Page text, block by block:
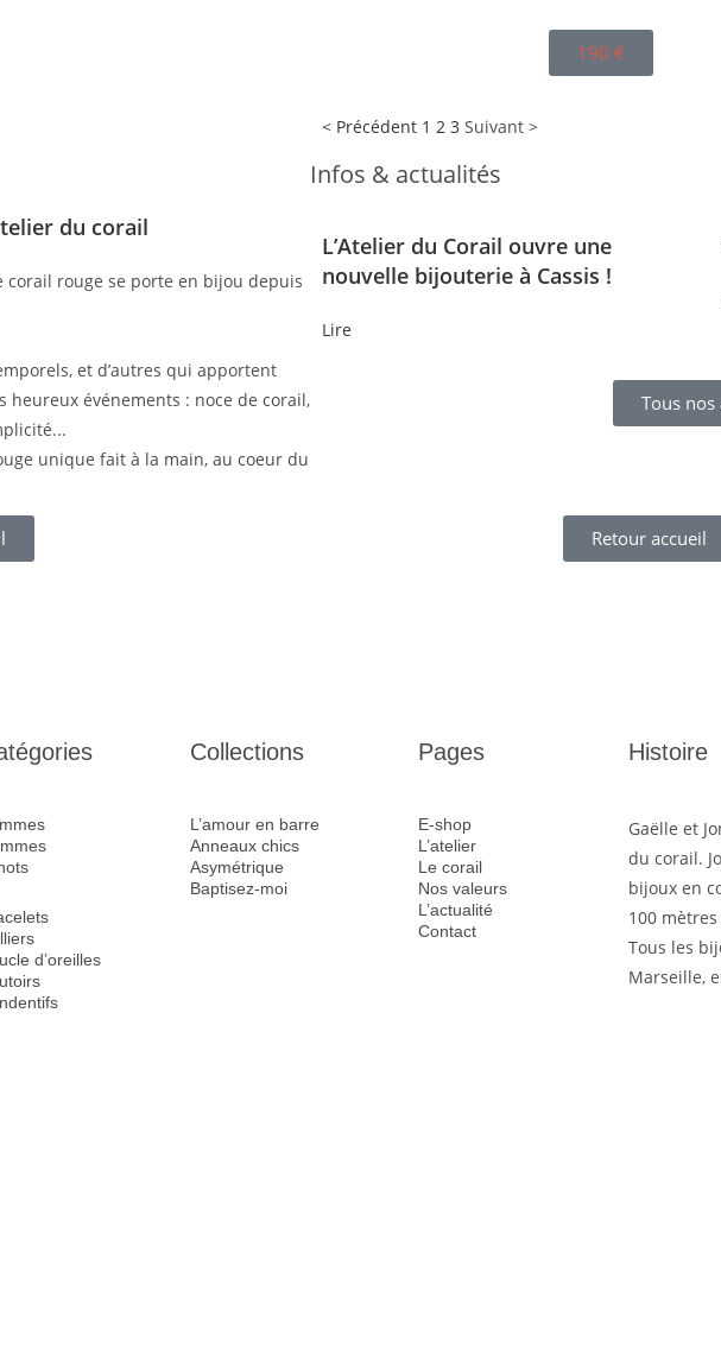
190 €
< Précédent 1 2 3 Suivant >
du corail
corail rouge se porte en bijou depuis
et d’autres qui apportent
événements : noce de corail,
unique fait à la main, au coeur du
Infos & actualités
L’Atelier du Corail ouvre une
nouvelle bijouterie à Cassis !
Lire
Tous nos
Retour accueil
d’oreilles
Collections
L’amour en barre
Anneaux chics
Asymétrique
Baptisez-moi
Pages
E-shop
L’atelier
Le corail
Nos valeurs
L’actualité
Contact
Histoire
Gaëlle et
du corail.
bijoux en
100
Tous les
Marseille,